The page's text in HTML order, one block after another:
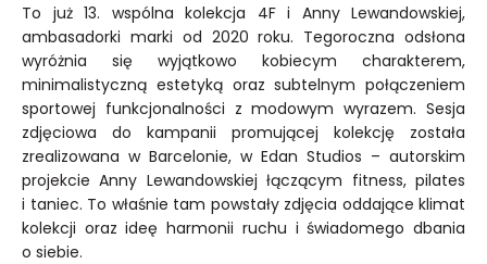
To już 13. wspólna kolekcja 4F i Anny Lewandowskiej,
ambasadorki marki od 2020 roku. Tegoroczna odsłona
wyróżnia się wyjątkowo kobiecym charakterem,
minimalistyczną estetyką oraz subtelnym połączeniem
sportowej funkcjonalności z modowym wyrazem. Sesja
zdjęciowa do kampanii promującej kolekcję została
zrealizowana w Barcelonie, w Edan Studios – autorskim
projekcie Anny Lewandowskiej łączącym fitness, pilates
i taniec. To właśnie tam powstały zdjęcia oddające klimat
kolekcji oraz ideę harmonii ruchu i świadomego dbania
o siebie.